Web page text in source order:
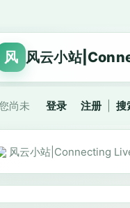
风 风云小站
尚未 登录 注册 搜
风云小站|Connecting